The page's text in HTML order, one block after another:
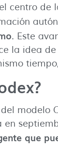
centro
. Este
la idea
modelo
en
que